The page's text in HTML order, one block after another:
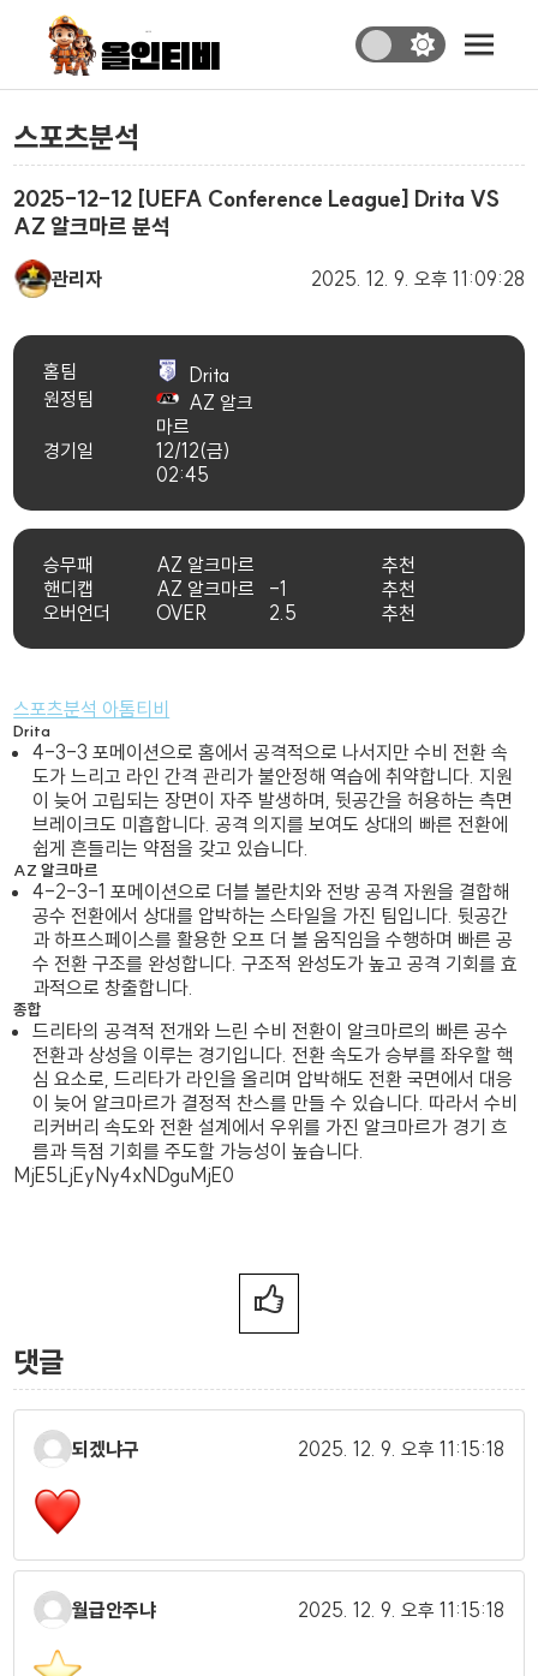
스포츠분석
2025-12-12 [UEFA Conference League] Drita VS
AZ 알크마르 분석
관리자 2025. 12. 9. 오후 11:09:28
홈팀
Drita
원정팀
AZ 알크
마르
경기일
12/12(금)
02:45
승무패 AZ 알크마르
추천
핸디캡
AZ 알크마르 -1
추천
오버언더
OVER 2.5 추천
스포츠분석 아톰티비
Drita
4-3-3 포메이션으로 홈에서 공격적으로 나서지만 수비 전환 속
도가 느리고 라인 간격 관리가 불안정해 역습에 취약합니다. 지원
이 늦어 고립되는 장면이 자주 발생하며, 뒷공간을 허용하는 측면
브레이크도 미흡합니다. 공격 의지를 보여도 상대의 빠른 전환에
쉽게 흔들리는 약점을 갖고 있습니다.
AZ 알크마르
4-2-3-1 포메이션으로 더블 볼란치와 전방 공격 자원을 결합해
공수 전환에서 상대를 압박하는 스타일을 가진 팀입니다. 뒷공간
과 하프스페이스를 활용한 오프 더 볼 움직임을 수행하며 빠른 공
수 전환 구조를 완성합니다. 구조적 완성도가 높고 공격 기회를 효
과적으로 창출합니다.
종합
드리타의 공격적 전개와 느린 수비 전환이 알크마르의 빠른 공수
전환과 상성을 이루는 경기입니다. 전환 속도가 승부를 좌우할 핵
심 요소로, 드리타가 라인을 올리며 압박해도 전환 국면에서 대응
이 늦어 알크마르가 결정적 찬스를 만들 수 있습니다. 따라서 수비
리커버리 속도와 전환 설계에서 우위를 가진 알크마르가 경기 흐
름과 득점 기회를 주도할 가능성이 높습니다.
MjE5LjEyNy4xNDguMjE0
댓글
되겠냐구 2025. 12. 9. 오후 11:15:18
월급안주냐 2025. 12. 9. 오후 11:15:18